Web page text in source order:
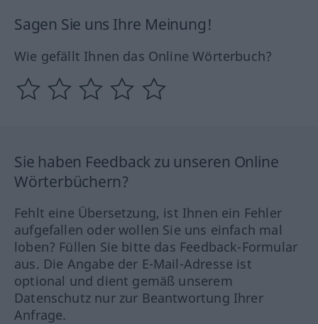
Sagen Sie uns Ihre Meinung!
Wie gefällt Ihnen das Online Wörterbuch?
Sie haben Feedback zu unseren Online
Wörterbüchern?
Fehlt eine Übersetzung, ist Ihnen ein Fehler
aufgefallen oder wollen Sie uns einfach mal
loben? Füllen Sie bitte das Feedback-Formular
aus. Die Angabe der E-Mail-Adresse ist
optional und dient gemäß unserem
Datenschutz nur zur Beantwortung Ihrer
Anfrage.